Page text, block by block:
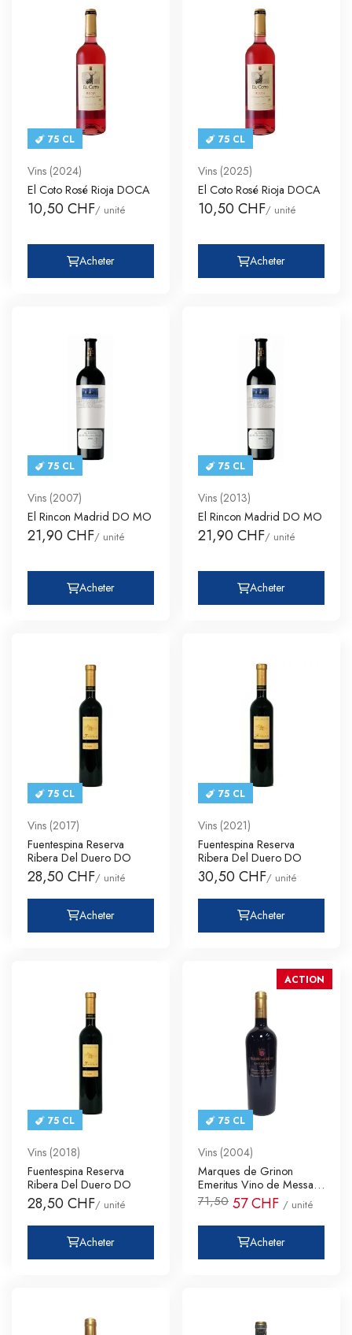
75 CL
Vins (2024)
El Coto Rosé Rioja DOCA
10,50 CHF/ unité
Acheter
75 CL
Vins (2025)
El Coto Rosé Rioja DOCA
10,50 CHF/ unité
Acheter
75 CL
Vins (2007)
El Rincon Madrid DO MO
21,90 CHF/ unité
Acheter
75 CL
Vins (2013)
El Rincon Madrid DO MO
21,90 CHF/ unité
Acheter
75 CL
Vins (2017)
Fuentespina Reserva
Ribera Del Duero DO
28,50 CHF/ unité
Acheter
75 CL
Vins (2021)
Fuentespina Reserva
Ribera Del Duero DO
30,50 CHF/ unité
Acheter
75 CL
Vins (2018)
Fuentespina Reserva
Ribera Del Duero DO
28,50 CHF/ unité
Acheter
75 CL
Vins (2004)
Marques de Grinon
Emeritus Vino de Messa
Tinto de
71,50 57 CHF / unité
ACTION
Acheter